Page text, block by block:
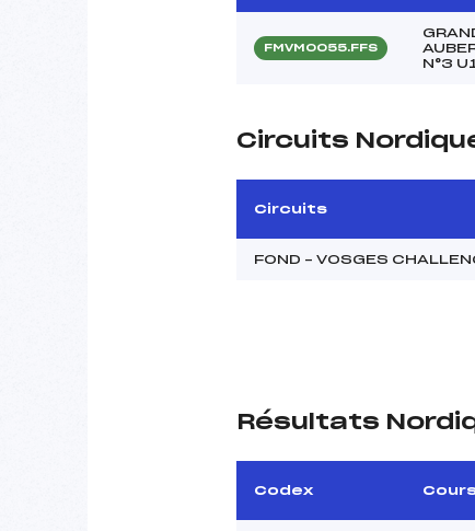
FMVM0055.FFS
N°3
Circuits
Circuits
FOND – VOSGES
Résultats
Codex